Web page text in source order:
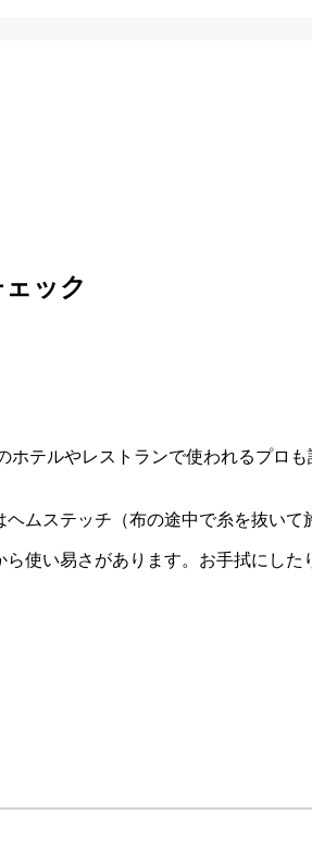
ック
テルやレストランで使われるプロ
ムステッチ（布の途中で糸を抜い
使い易さがあります。お手拭にし